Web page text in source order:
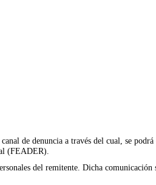
de denuncia a través del cual, se
(FEADER).
del remitente. Dicha